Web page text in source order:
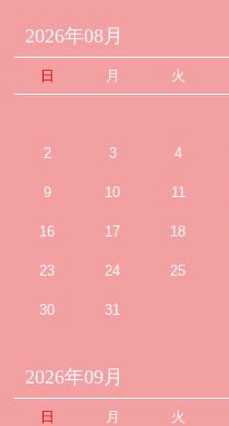
2026年08月
日 月 火
2 3 4
9 10 11
16 17 18
23 24 25
30 31
2026年09月
日 月 火